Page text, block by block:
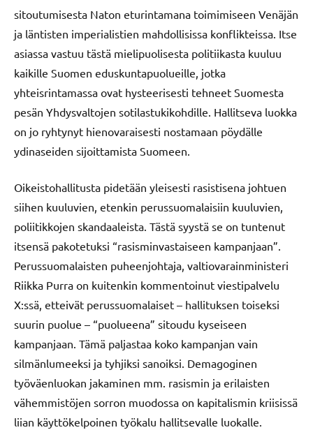
sitoutumisesta Naton eturintamana toimimiseen Venäjän
ja läntisten imperialistien mahdollisissa konflikteissa. Itse
asiassa vastuu tästä mielipuolisesta politiikasta kuuluu
kaikille Suomen eduskuntapuolueille, jotka
yhteisrintamassa ovat hysteerisesti tehneet Suomesta
pesän Yhdysvaltojen sotilastukikohdille. Hallitseva luokka
on jo ryhtynyt hienovaraisesti nostamaan pöydälle
ydinaseiden sijoittamista Suomeen.
Oikeistohallitusta pidetään yleisesti rasistisena johtuen
siihen kuuluvien, etenkin perussuomalaisiin kuuluvien,
poliitikkojen skandaaleista. Tästä syystä se on tuntenut
itsensä pakotetuksi “rasisminvastaiseen kampanjaan”.
Perussuomalaisten puheenjohtaja, valtiovarainministeri
Riikka Purra on kuitenkin kommentoinut viestipalvelu
X:ssä, etteivät perussuomalaiset – hallituksen toiseksi
suurin puolue – “puolueena” sitoudu kyseiseen
kampanjaan. Tämä paljastaa koko kampanjan vain
silmänlumeeksi ja tyhjiksi sanoiksi. Demagoginen
työväenluokan jakaminen mm. rasismin ja erilaisten
vähemmistöjen sorron muodossa on kapitalismin kriisissä
liian käyttökelpoinen työkalu hallitsevalle luokalle.